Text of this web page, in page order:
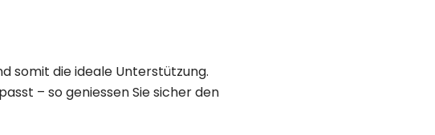
somit die ideale Unterstützung.
– so geniessen Sie sicher den